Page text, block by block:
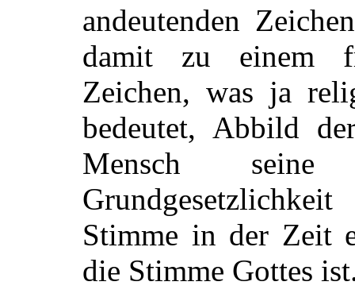
andeutenden
damit zu einem
Zeichen, was ja
bedeutet, Abbild
Mensch
Stimme in der Zeit
die Stimme Gottes